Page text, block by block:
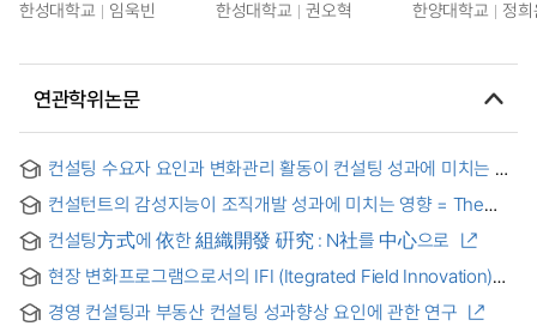
한성대학교 임욱빈 한성대학교 권오혁 한양대학교 정
연관학위논문
컨설팅 수요자 요인과 변화관리 활동이 컨설팅 성과에 미치는 영
A Study on the Effect of Consulting Consumer Factors and
컨설턴트의 감성지능이 조직개발 성과에 미치는 영향 = The
effects of consultant's emontional intelligence on the
achievements of organization development
컨설팅方式에 依한 組織開發 硏究 : N社를 中心으로
현장 변화프로그램으로서의 IFI (Itegrated Field Innovation)
방법론 연구 : D사 활동사례를 중심으로 = IFI(Integrated Field
Innovation) Methodology Researches of the Change
경영 컨설팅과 부동산 컨설팅 성과향상 요인에 관한 연구